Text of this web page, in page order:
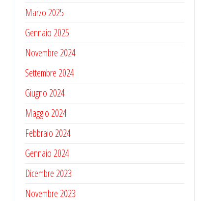
Marzo 2025
Gennaio 2025
Novembre 2024
Settembre 2024
Giugno 2024
Maggio 2024
Febbraio 2024
Gennaio 2024
Dicembre 2023
Novembre 2023